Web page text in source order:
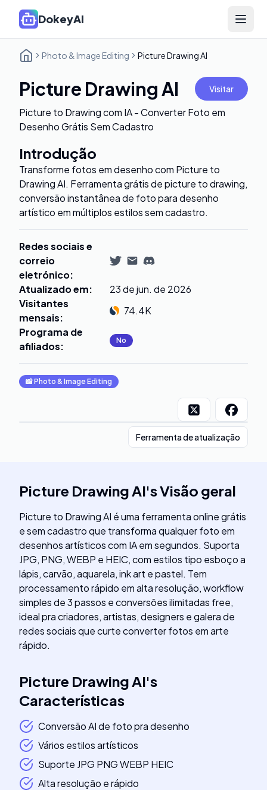
DokeyAI Open
Photo & Image Editing Picture Drawing AI
Picture Drawing AI Visitar
Picture to Drawing com IA - Converter Foto em
Desenho Grátis Sem Cadastro
Introdução
Transforme fotos em desenho com Picture to
Drawing AI. Ferramenta grátis de picture to drawing,
conversão instantânea de foto para desenho
artístico em múltiplos estilos sem cadastro.
Redes sociais e
correio
eletrónico:
Atualizado em:
23 de jun. de 2026
Visitantes
mensais:
74.4K
Programa de
afiliados: No
📸Photo & Image Editing
Ferramenta de atualização
Picture Drawing AI'sVisão geral
Picture to Drawing AI é uma ferramenta online grátis
e sem cadastro que transforma qualquer foto em
desenhos artísticos com IA em segundos. Suporta
JPG, PNG, WEBP e HEIC, com estilos tipo esboço a
lápis, carvão, aquarela, ink art e pastel. Tem
processamento rápido em alta resolução, workflow
simples de 3 passos e conversões ilimitadas free,
ideal pra criadores, artistas, designers e galera de
redes sociais que curte converter fotos em arte
rápido.
Picture Drawing AI's
Características
Conversão AI de foto pra desenho
Vários estilos artísticos
Suporte JPG PNG WEBP HEIC
Alta resolução e rápido